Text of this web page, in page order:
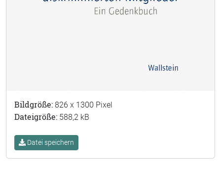
Bildgröße: 826 x 1300 Pixel
Dateigröße: 588,2 kB
Datei speichern